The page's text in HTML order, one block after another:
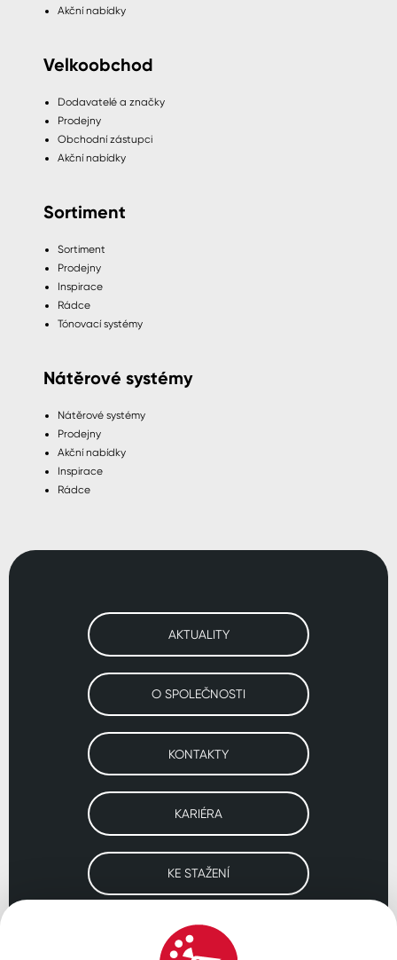
Akční nabídky
Velkoobchod
Dodavatelé a značky
Prodejny
Obchodní zástupci
Akční nabídky
Sortiment
Sortiment
Prodejny
Inspirace
Rádce
Tónovací systémy
Nátěrové systémy
Nátěrové systémy
Prodejny
Akční nabídky
Inspirace
Rádce
AKTUALITY
O SPOLEČNOSTI
KONTAKTY
KARIÉRA
KE STAŽENÍ
Navštivte naše pobočky